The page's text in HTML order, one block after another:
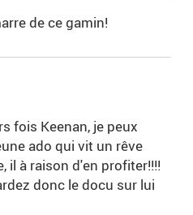
de ce gamin!
fois Keenan, je peux
ado qui vit un rêve
il à raison d'en profiter!!!!
donc le docu sur lui